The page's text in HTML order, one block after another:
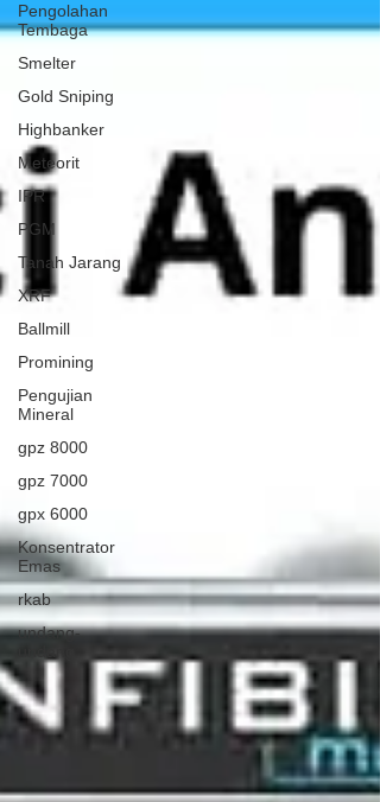
Pengolahan
Tembaga
Smelter
Gold Sniping
Highbanker
Meteorit
IPR
PGM
Tanah Jarang
XRF
Ballmill
Promining
Pengujian
Mineral
gpz 8000
gpz 7000
gpx 6000
Konsentrator
Emas
rkab
undang-